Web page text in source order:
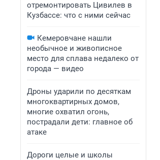
отремонтировать Цивилев в
Кузбассе: что с ними сейчас
Кемеровчане нашли
необычное и живописное
место для сплава недалеко от
города — видео
Дроны ударили по десяткам
многоквартирных домов,
многие охватил огонь,
пострадали дети: главное об
атаке
Дороги целые и школы